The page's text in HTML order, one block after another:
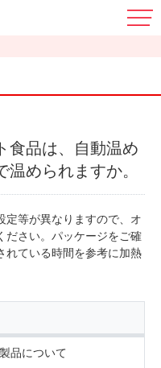
食品は、自動温め
められますか。
定等が異なりますので、オ
ださい。パッケージをご確
れている時間を参考に加熱
品について